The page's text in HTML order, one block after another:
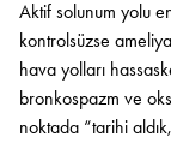
Aktif solunum yolu
kontrolsüzse
hava yolları
bronkospazm ve
noktada “tarihi